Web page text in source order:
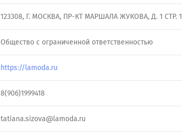
123308, Г. МОСКВА, ПР-КТ МАРШАЛА ЖУКОВА, Д. 1 СТР. 1
Общество с ограниченной ответственностью
https://lamoda.ru
8(906)1999418
tatiana.sizova@lamoda.ru